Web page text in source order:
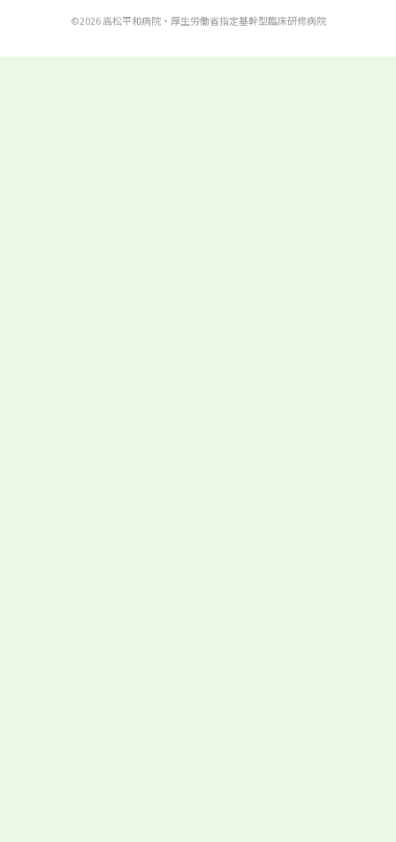
©2026 高松平和病院・厚生労働省指定基幹型臨床研修病院